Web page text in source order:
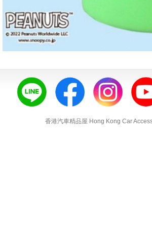
香港汽車精品屋 Hong Kong Car